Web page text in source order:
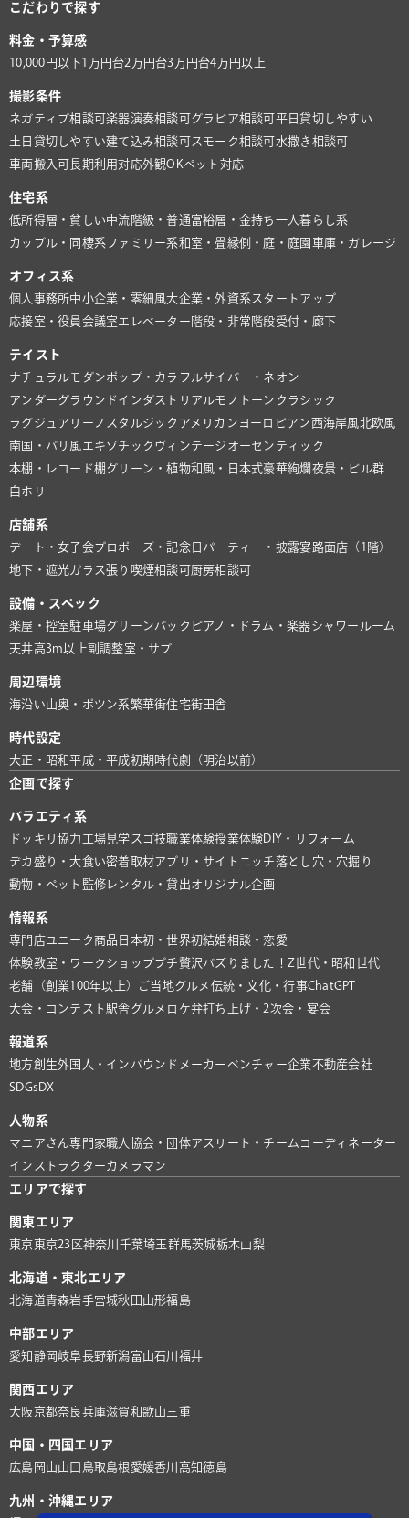
こだわりで探す
料金・予算感
10,000円以下1万円台2万円台3万円台4万円以上
撮影条件
ネガティブ相談可楽器演奏相談可 グラビア相談可 平日貸切しやすい
土日貸切しやすい建て込み相談可 スモーク相談可 水撒き相談可
車両搬入可長期利用対応外観OKペット対応
住宅系
低所得層・貧しい中流階級・普通富裕層・金持ち 一人暮らし系
カップル・同棲系ファミリー系和室・畳縁側・庭・庭園 車庫・ガレージ
オフィス系
個人事務所中小企業・零細風大企業・外資系スタートアップ
応接室・役員会議室 エレベーター 階段・非常階段受付・廊下
テイスト
ナチュラルモダンポップ・カラフルサイバー・ネオン
アンダーグラウンド インダストリアルモノトーン クラシック
ラグジュアリー ノスタルジック アメリカン ヨーロピアン 西海岸風北欧風
南国・バリ風 エキゾチック ヴィンテージ オーセンティック
本棚・レコード棚グリーン・植物和風・日本式豪華絢爛夜景・ビル群
白ホリ
店舗系
デート・女子会プロポーズ・記念日 パーティー・披露宴路面店（1階）
地下・遮光ガラス張り 喫煙相談可 厨房相談可
設備・スペック
楽屋・控室駐車場グリーンバック ピアノ・ドラム・楽器シャワールーム
天井高3m以上副調整室・サブ
周辺環境
海沿い山奥・ポツン系繁華街住宅街田舎
時代設定
大正・昭和平成・平成初期時代劇（明治以前）
企画で探す
バラエティ系
ドッキリ協力 工場見学 スゴ技職業体験授業体験 DIY・リフォーム
デカ盛り・大食い密着取材アプリ・サイト ニッチ落とし穴・穴掘り
動物・ペット 監修 レンタル・貸出オリジナル企画
情報系
専門店ユニーク商品 日本初・世界初結婚相談・恋愛
体験教室・ワークショッププチ贅沢バズりました！ Z世代・昭和世代
老舗（創業100年以上）
ご当地グルメ 伝統・文化・行事ChatGPT
大会・コンテスト 駅舎グルメ ロケ弁打ち上げ・2次会・宴会
報道系
地方創生外国人・インバウンド メーカー ベンチャー企業不動産会社
SDGs DX
人物系
マニアさん専門家 職人 協会・団体アスリート・チーム コーディネーター
インストラクターカメラマン
エリアで探す
関東エリア
東京 東京23区神奈川 千葉埼玉群馬茨城栃木山梨
北海道・東北エリア
北海道青森岩手宮城秋田 山形福島
中部エリア
愛知 静岡 岐阜長野新潟富山石川 福井
関西エリア
大阪京都奈良兵庫滋賀和歌山 三重
中国・四国エリア
広島 岡山山口 鳥取島根 愛媛香川 高知徳島
九州・沖縄エリア